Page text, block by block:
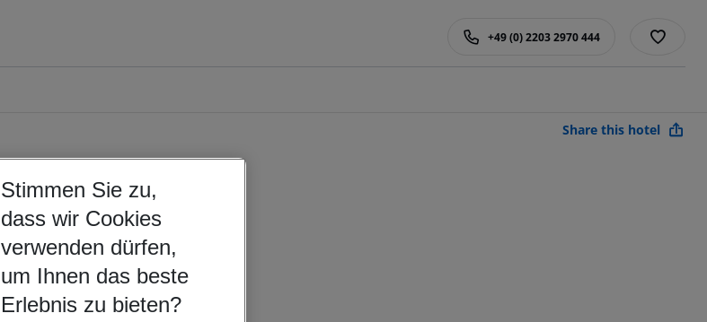
+49 (0) 2203 2970 444
Share this hotel
Stimmen Sie zu,
dass wir Cookies
verwenden dürfen,
um Ihnen das beste
Erlebnis zu bieten?